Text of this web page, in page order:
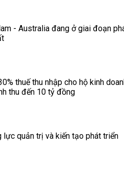
- Australia đang ở giai đoạn
thuế thu nhập cho hộ kinh
thu đến 10 tỷ đồng
lực quản trị và kiến tạo phát triển